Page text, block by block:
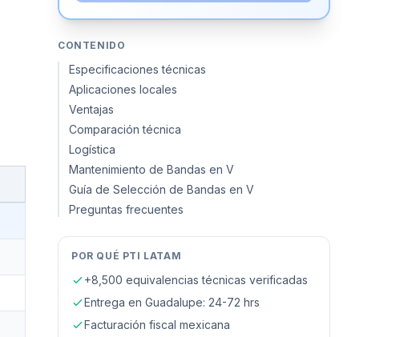
CONTENIDO
Especificaciones técnicas
Aplicaciones locales
Ventajas
Comparación técnica
Logística
Mantenimiento de Bandas en V
Guía de Selección de Bandas en V
Preguntas frecuentes
POR QUÉ PTI LATAM
+8,500 equivalencias técnicas verificadas
Entrega en Guadalupe: 24-72 hrs
Facturación fiscal mexicana